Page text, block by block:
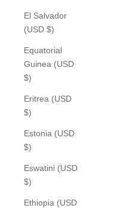
El Salvador
(USD $)
Equatorial
Guinea (USD
$)
Eritrea (USD
$)
Estonia (USD
$)
Eswatini (USD
$)
Ethiopia (USD